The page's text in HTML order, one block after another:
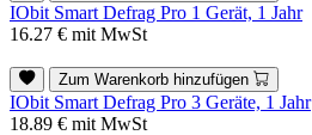
IObit Smart Defrag Pro 1 Gerät, 1 Jahr
16.27 € mit MwSt
Zum Warenkorb hinzufügen
IObit Smart Defrag Pro 3 Geräte, 1 Jahr
18.89 € mit MwSt